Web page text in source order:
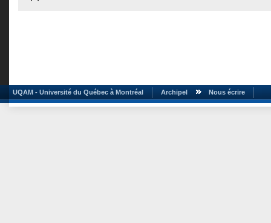
UQAM - Université du Québec à Montréal Archipel Nous écrire